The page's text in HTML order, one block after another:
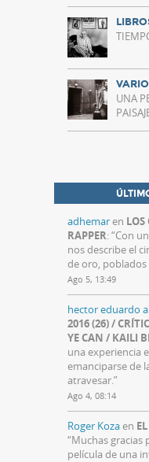
UNA
adhemaren
RAPPER: “Con
nos describe el
de oro,
Ago 5, 13:49
hector eduardo
2016 (26) /
YE CAN / KAILI
una experiencia
emanciparse de
atravesar.”
Ago 4, 08:14
Roger Kozaen
“Muchas gracias
película de una